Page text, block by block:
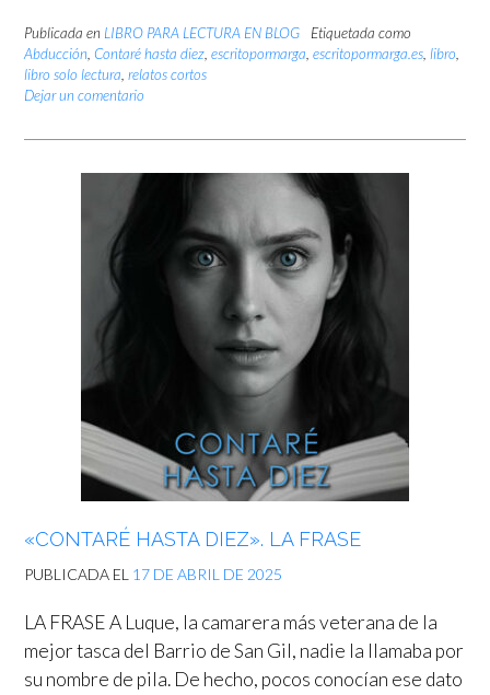
Publicada en LIBRO PARA LECTURA EN BLOG
Etiquetada como
Abducción, Contaré hasta diez, escritopormarga, escritopormarga.es, libro,
libro solo lectura, relatos cortos
Dejar un comentario
«CONTARÉ HASTA DIEZ». LA FRASE
PUBLICADA EL 17 DE ABRIL DE 2025
LA FRASE A Luque, la camarera más veterana de la
mejor tasca del Barrio de San Gil, nadie la llamaba por
su nombre de pila. De hecho, pocos conocían ese dato